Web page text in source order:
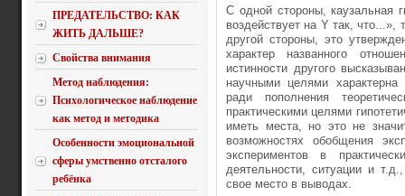
ПРЕДАТЕЛЬСТВО: КАК
ЖИТЬ ДАЛЬШЕ?
Свойства внимания
Метод наблюдения:
Психологическое наблюдение
как метод и методика
Особенности эмоциональной
сферы умственно отсталого
ребёнка
С одной стороны, каузальная
воздействует на Y так,
другой стороны, это
характер названного
истинности другого
научными целями характерна
ради пополнения
практическими целями
иметь места, но это не
возможностях обобщения
экспериментов в
деятельности, ситуации и
свое место в выводах.